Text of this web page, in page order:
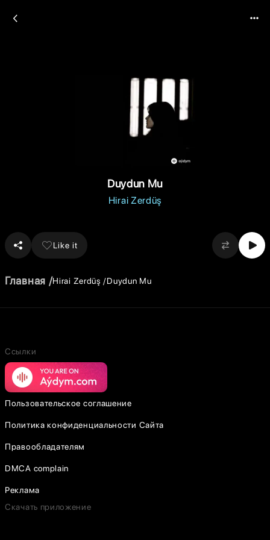
Duydun Mu
Hirai Zerdüş
Like it
Главная Hirai Zerdüş Duydun Mu
Ссылки
Пользовательское соглашение
Политика конфиденциальности Сайта
Правообладателям
DMCA complain
Реклама
Скачать приложение